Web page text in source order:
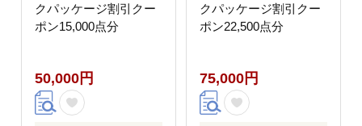
クパッケージ割引クー
ポン15,000点分
50,000円
クパッケージ割引クー
ポン22,500点分
75,000円